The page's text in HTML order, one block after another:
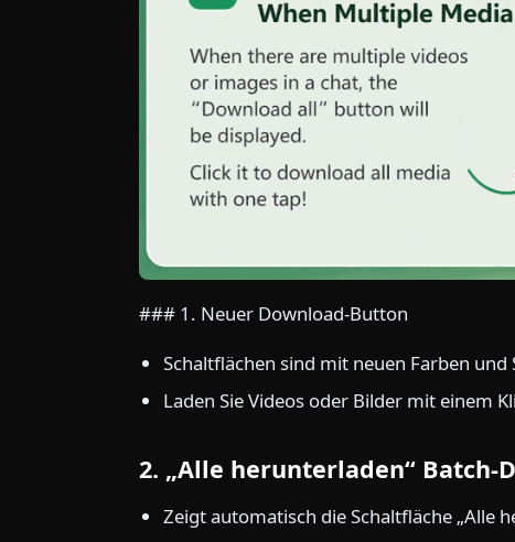
### 1. Neuer Download-Button
Schaltflächen sind mit neuen Farben
Laden Sie Videos oder Bilder mit einem
2. „Alle herunterladen“
Zeigt automatisch die Schaltfläche „Alle